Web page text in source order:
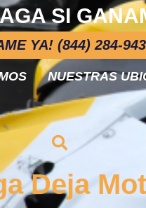
SI
YA! (844) 284-
NUESTRAS
Deja